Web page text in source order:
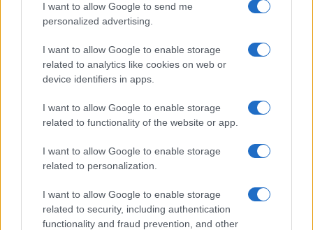
I want to allow Google to send me
personalized advertising.
I want to allow Google to enable storage
related to analytics like cookies on web or
device identifiers in apps.
I want to allow Google to enable storage
related to functionality of the website or app.
I want to allow Google to enable storage
related to personalization.
I want to allow Google to enable storage
related to security, including authentication
functionality and fraud prevention, and other
Fevereiro
$
$
Março de
$
0,0000
$
0,0000
$ 0,0000
$
Abril de
$
0,0000
$
0,0000
$ 0,0000
$
0,0000
5%
Maio de
$
0,0000
$
0,0000
$ 0,0000
$
-11%
Junho de
$
0,0000
$
0,0000
$ 0,0000
$
0,0000
-10%